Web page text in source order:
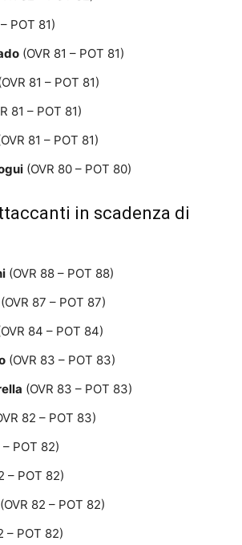
POT 81)
(OVR 81 – POT 81)
81 – POT 81)
81 – POT 81)
81 – POT 81)
(OVR 80 – POT 80)
in scadenza di
(OVR 88 – POT 88)
(OVR 87 – POT 87)
84 – POT 84)
(OVR 83 – POT 83)
(OVR 83 – POT 83)
82 – POT 83)
– POT 82)
– POT 82)
(OVR 82 – POT 82)
– POT 82)